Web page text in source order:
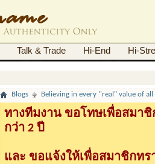
Talk & Trade Hi-End Hi-
Blogs Believing in every ''real" value of all
ทางทีมงาน ขอโทษเพื่อสมาชิ
กว่า 2 ปี
และ ขอแจ้งให้เพื่อสมาชิกทร